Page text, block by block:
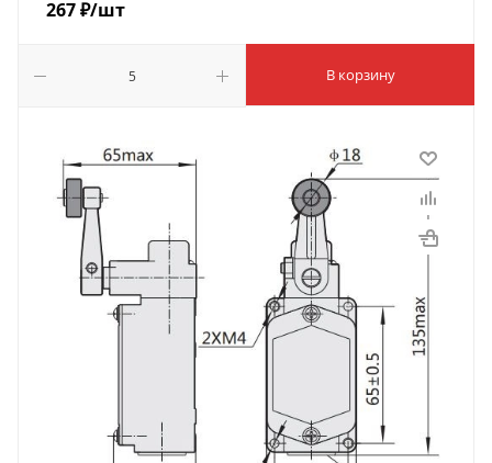
267₽/шт
В корзину